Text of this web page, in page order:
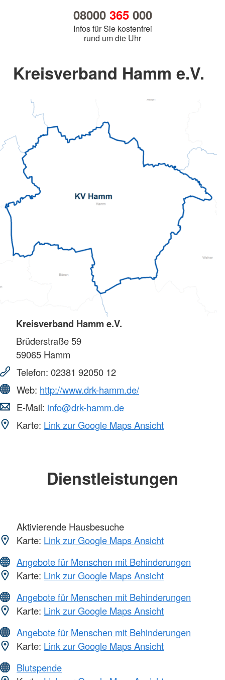
08000 365000
Infos für Sie kostenfrei
rund um die Uhr
Kreisverband Hamm e.V.
Kreisverband Hamm e.V.
Brüderstraße 59
59065 Hamm
Telefon: 02381 92050 12
Web: http://www.drk-hamm.de/
E-Mail: info@drk-hamm.de
Karte: Link zur Google Maps Ansicht
Dienstleistungen
Aktivierende Hausbesuche
Karte: Link zur Google Maps Ansicht
Angebote für Menschen mit Behinderungen
Karte: Link zur Google Maps Ansicht
Angebote für Menschen mit Behinderungen
Karte: Link zur Google Maps Ansicht
Angebote für Menschen mit Behinderungen
Karte: Link zur Google Maps Ansicht
Blutspende